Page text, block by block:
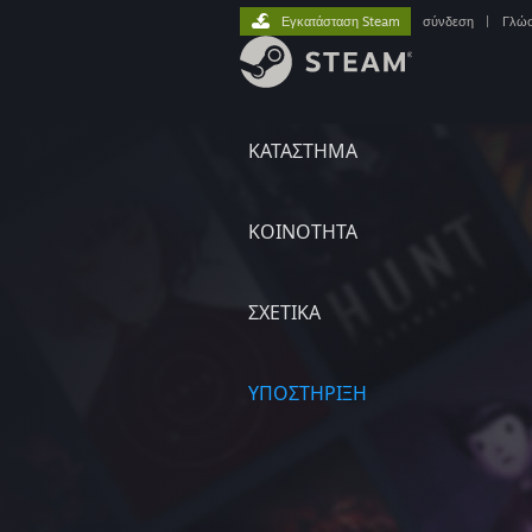
ΚΑΤΑΣΤΗΜΑ
ΚΟΙΝΟΤΗΤΑ
ΣΧΕΤΙΚΆ
ΥΠΟΣΤΗΡΙΞΗ
Εγκατάσταση Steam σύνδεση